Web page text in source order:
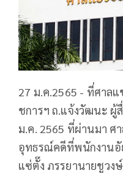
27 ม.ค.2565 - ที่ศาล
ชการฯ ถ.แจ้งวัฒนะ ผู้
ม.ค. 2565 ที่ผ่านมา ศ
อุทธรณ์คดีที่พนักงานอั
แซ่ตั๊ง ภรรยานายชูวง